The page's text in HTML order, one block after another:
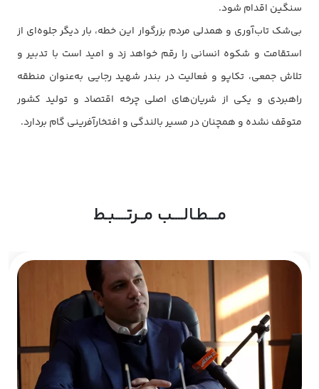
سنگین اقدام شود.
بی‌شک تاب‌آوری و همدلی مردم بزرگوار این خطه، بار دیگر جلوه‌ای از
استقامت و شکوه انسانی را رقم خواهد زد و امید است با تدبیر و
تلاش جمعی، تکاپو و فعالیت در بندر شهید رجایی به‌عنوان منطقه
راهبردی و یکی از شریان‌های اصلی چرخه اقتصاد و تولید کشور
متوقف نشده و همچنان در مسیر بالندگی و افتخارآفرینی گام بردارد.
مـــطـالــــب مــرتــــبـط